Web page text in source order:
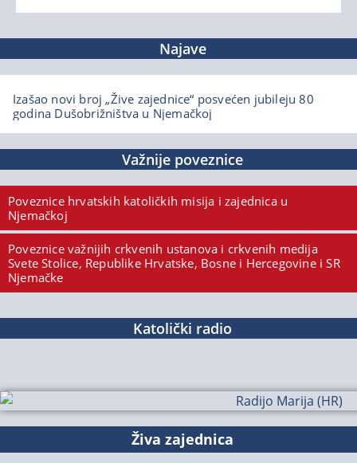
Najave
Izašao novi broj „Žive zajednice“ posvećen jubileju 80
godina Dušobrižništva u Njemačkoj
Važnije poveznice
Poveznice hrvatskih katoličkih misija i zajednica u
Njemačkoj
Poveznice važnijih crkvenih ustanova i crkvenih medija
Svete Stolice, Republike Hrvatske, Bosne i Hercegovine i SR
Njemačke
Katolički radio
Živa zajednica